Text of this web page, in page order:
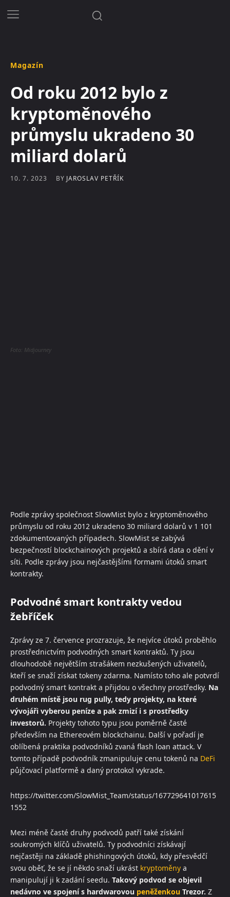
Magazín
Od roku 2012 bylo z
kryptoměnového
průmyslu ukradeno 30
miliard dolarů
10. 7. 2023 BY JAROSLAV PETŘÍK
Foto: Midjourney
Podle zprávy společnost SlowMist bylo z kryptoměnového
průmyslu od roku 2012 ukradeno 30 miliard dolarů v 1 101
zdokumentovaných případech. SlowMist se zabývá
bezpečností blockchainových projektů a sbírá data o dění v
síti. Podle zprávy jsou nejčastějšími formami útoků smart
kontrakty.
Podvodné smart kontrakty vedou
žebříček
Zprávy ze 7. července prozrazuje, že nejvíce útoků proběhlo
prostřednictvím podvodných smart kontraktů. Ty jsou
dlouhodobě největším strašákem nezkušených uživatelů,
kteří se snaží získat tokeny zdarma. Namísto toho ale potvrdí
podvodný smart kontrakt a přijdou o všechny prostředky. Na
druhém místě jsou rug pully, tedy projekty, na které
vývojáři vyberou peníze a pak zmizí i s prostředky
investorů. Projekty tohoto typu jsou poměrně časté
především na Ethereovém blockchainu. Další v pořadí je
oblíbená praktika podvodníků zvaná flash loan attack. V
tomto případě podvodník zmanipuluje cenu tokenů na DeFi
půjčovací platformě a daný protokol vykrade.
https://twitter.com/SlowMist_Team/status/167729641017615
1552
Mezi méně časté druhy podvodů patří také získání
soukromých klíčů uživatelů. Ty podvodníci získávají
nejčastěji na základě phishingových útoků, kdy přesvědčí
svou oběť, že se jí někdo snaží ukrást kryptoměny a
manipulují ji k zadání seedu. Takový podvod se objevil
nedávno ve spojení s hardwarovou peněženkou Trezor. Z